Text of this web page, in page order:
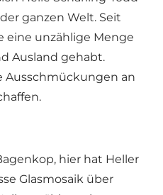
ganzen Welt. Seit
eine unzählige Menge
Ausland gehabt.
Ausschmückungen an
hier hat Heller
Glasmosaik über